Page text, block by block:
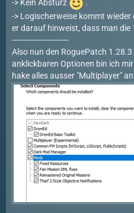
-> Kein Absturz
.
-> Logischerweise kommt
er darauf hinweist, dass man die
------------------------
Also nun den RoguePatch
anklickbaren Optionen bin ich
hake alles ausser "Multiplayer"